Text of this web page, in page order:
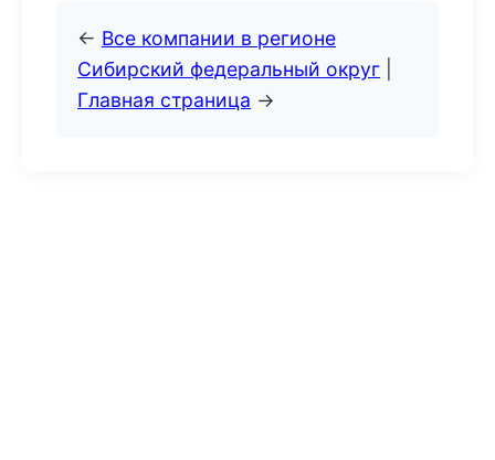
← Все компании в регионе
Сибирский федеральный округ
Главная страница →